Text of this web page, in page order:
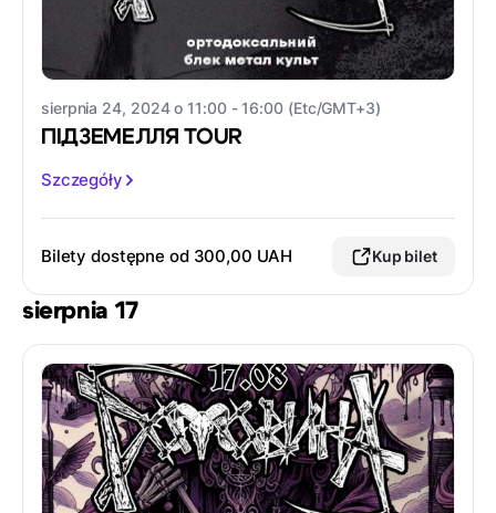
sierpnia 24, 2024 o 11:00 - 16:00 (Etc/GMT+3)
ПІДЗЕМЕЛЛЯ TOUR
Szczegóły
Bilety dostępne od 300,00 UAH Kup bilet
sierpnia 17